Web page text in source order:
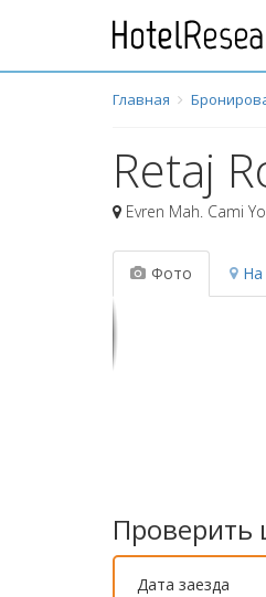
Главная
Retaj
Evren Mah. Cami
Фото На
Проверить
Дата заезда